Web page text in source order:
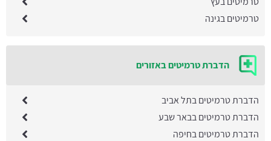
טרמיטים בגינה
הדברת טרמיטים באזורים
הדברת טרמיטים בתל אביב
הדברת טרמיטים בבאר שבע
הדברת טרמיטים בחיפה